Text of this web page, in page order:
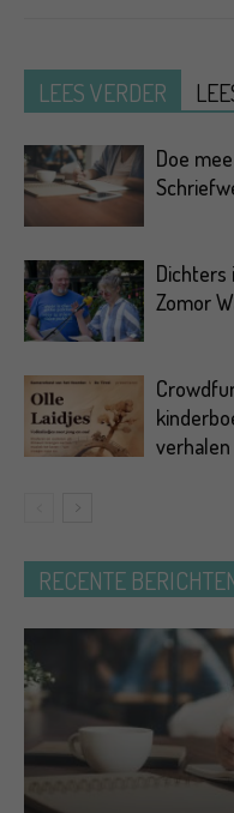
LEES VERDER
Doe
Dichters
Zomor
verhalen
RECENTE